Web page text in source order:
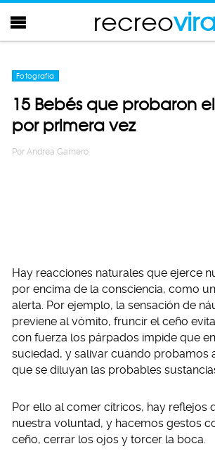
recreo
Fotografia
15 Bebés que probaron
por primera vez
Por Andrea Gamero
Hay reacciones naturales que ejerce
por encima de la consciencia, como
alerta. Por ejemplo, la sensación de
previene al vómito, fruncir el ceño
con fuerza los párpados impide que
suciedad, y salivar cuando probamos
que se diluyan las probables
Por ello al comer cítricos, hay reflejos
nuestra voluntad, y hacemos gestos
ceño, cerrar los ojos y torcer la boca.